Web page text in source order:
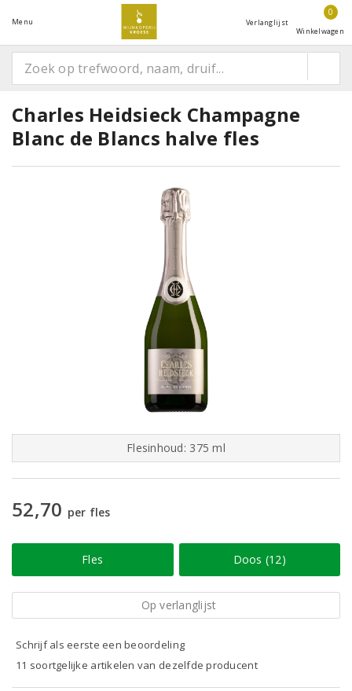
Menu Verlanglijst
0
Winkelwagen
Charles Heidsieck Champagne
Blanc de Blancs halve fles
Flesinhoud: 375 ml
52,70 per fles
Fles Doos (12)
Op verlanglijst
Schrijf als eerste een beoordeling
11 soortgelijke artikelen van dezelfde producent